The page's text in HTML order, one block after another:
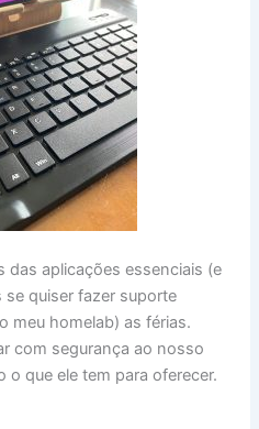
das aplicações essenciais (e
se quiser fazer suporte
meu homelab) as férias.
com segurança ao nosso
o que ele tem para oferecer.